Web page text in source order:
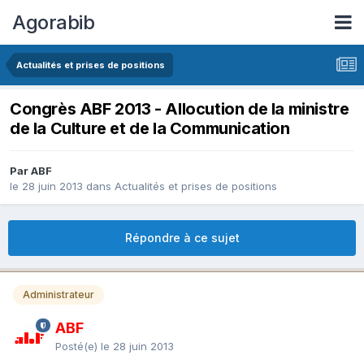
Agorabib
Actualités et prises de positions
Congrès ABF 2013 - Allocution de la ministre
de la Culture et de la Communication
Par ABF
le 28 juin 2013 dans Actualités et prises de positions
Répondre à ce sujet
Administrateur
ABF
Posté(e) le 28 juin 2013